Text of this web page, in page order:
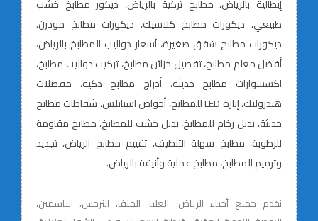
إيطالية بالرياض، مطابخ تركية بالرياض، ديكور مطابخ خشب
طبيعي، ديكورات مطابخ كلاسيك، ديكورات مطابخ مودرن،
ديكورات مطابخ شقق صغيرة، أسعار دواليب المطابخ بالرياض،
أفضل معلم مطابخ، تفصيل خزائن مطابخ، تركيب دواليب مطابخ،
اكسسوارات مطابخ حديثة، أدراج مطابخ ذكية، مفصلات
هيدروليك، إنارة LED للمطابخ، أحواض استانلس، شفاطات مطابخ
حديثة، بديل رخام للمطابخ، بديل خشب للمطابخ، مطابخ مقاومة
للرطوبة، مطابخ سهلة التنظيف، تقييم مطابخ الرياض، تجديد
وترميم المطابخ، مطابخ عملية وأنيقة بالرياض.
نخدم جميع أحياء الرياض: العليا، الملقا، النرجس، الياسمين،